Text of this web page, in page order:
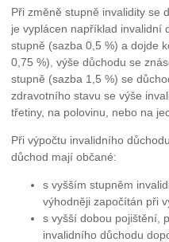
Při změně stupně invalidity se
je vyplácen například invalidní
stupně (sazba 0,5 %) a dojde
0,75 %), výše důchodu se
stupně (sazba 1,5 %) se
zdravotního stavu se výše
třetiny, na polovinu, nebo na
Při výpočtu invalidního
důchod mají občané:
s vyšším stupněm
výhodněji započítán při
s vyšší dobou pojištění,
invalidního důchodu